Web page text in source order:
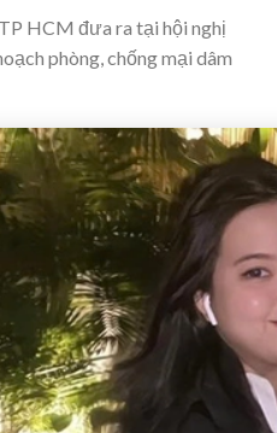
HCM đưa ra tại hội nghị
phòng, chống mại dâm